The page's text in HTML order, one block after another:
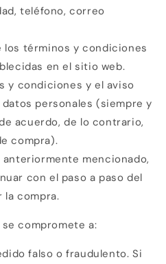
teléfono, correo
los términos y condiciones
en el sitio web.
y condiciones y el aviso
personales (siempre y
acuerdo, de lo contrario,
compra).
anteriormente mencionado,
con el paso a paso del
la compra.
se compromete a:
falso o fraudulento. Si